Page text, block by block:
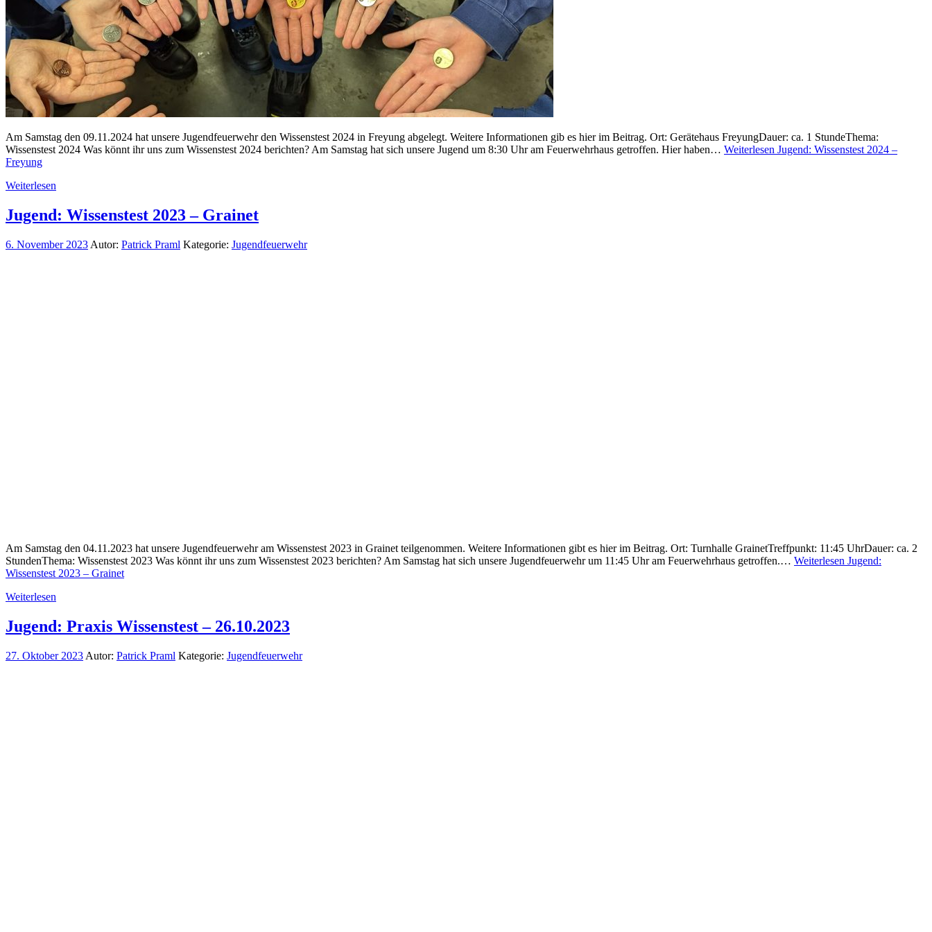
Am Samstag den 09.11.2024 hat unsere Jugendfeuerwehr den Wissenstest 2024 in Freyung abgelegt. Weitere Informationen gib es hier im Beitrag. Ort: Gerätehaus FreyungDauer: ca. 1 StundeThema:
Wissenstest 2024 Was könnt ihr uns zum Wissenstest 2024 berichten? Am Samstag hat sich unsere Jugend um 8:30 Uhr am Feuerwehrhaus getroffen. Hier haben… Weiterlesen Jugend: Wissenstest 2024 –
Freyung
Weiterlesen
Jugend: Wissenstest 2023 – Grainet
6. November 2023 Autor: Patrick Praml Kategorie: Jugendfeuerwehr
Am Samstag den 04.11.2023 hat unsere Jugendfeuerwehr am Wissenstest 2023 in Grainet teilgenommen. Weitere Informationen gibt es hier im Beitrag. Ort: Turnhalle GrainetTreffpunkt: 11:45 UhrDauer: ca. 2
StundenThema: Wissenstest 2023 Was könnt ihr uns zum Wissenstest 2023 berichten? Am Samstag hat sich unsere Jugendfeuerwehr um 11:45 Uhr am Feuerwehrhaus getroffen.… Weiterlesen Jugend:
Wissenstest 2023 – Grainet
Weiterlesen
Jugend: Praxis Wissenstest – 26.10.2023
27. Oktober 2023 Autor: Patrick Praml Kategorie: Jugendfeuerwehr